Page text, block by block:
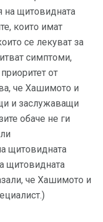
на щитовидната
които имат
се лекуват за
симптоми,
от
че Хашимото и
и заслужаващи
обаче не ги
щитовидната
щитовидната
че Хашимото и